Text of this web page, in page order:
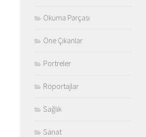
Okuma Parçası
Öne Çıkanlar
Portreler
Röportajlar
Sağlık
Sanat